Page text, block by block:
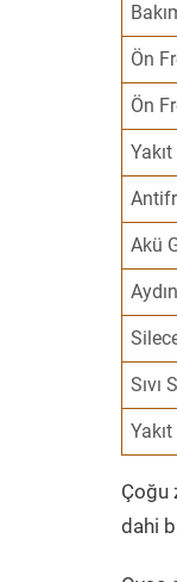
Ön
Ön
Akü
Sıvı
Çoğu
dahi